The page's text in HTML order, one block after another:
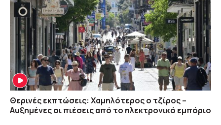
Θερινές εκπτώσεις: Χαμηλότερος ο τζίρος –
Αυξημένες οι πιέσεις από το ηλεκτρονικό εμπόριο